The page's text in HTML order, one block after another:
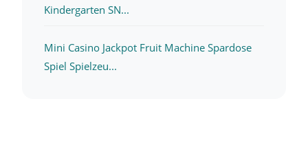
Kindergarten SN...
Mini Casino Jackpot Fruit Machine Spardose
Spiel Spielzeu...